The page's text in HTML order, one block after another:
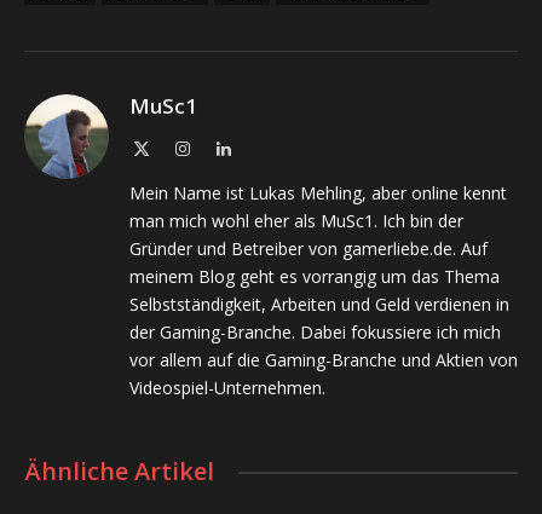
MuSc1
InstagramLinkedIn
Mein Name ist Lukas Mehling, aber online kennt
man mich wohl eher als MuSc1. Ich bin der
Gründer und Betreiber von gamerliebe.de. Auf
meinem Blog geht es vorrangig um das Thema
Selbstständigkeit, Arbeiten und Geld verdienen in
der Gaming-Branche. Dabei fokussiere ich mich
vor allem auf die Gaming-Branche und Aktien von
Videospiel-Unternehmen.
Ähnliche Artikel